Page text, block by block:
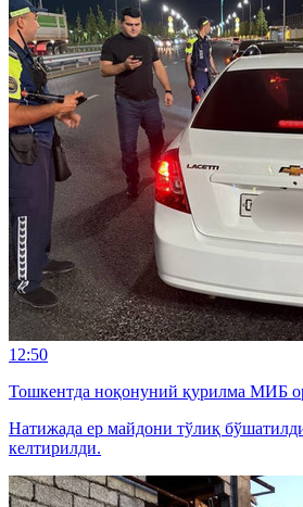
12:50
Тошкентда ноқонуний қурилма МИБ
Натижада ер майдони тўлиқ
келтирилди.